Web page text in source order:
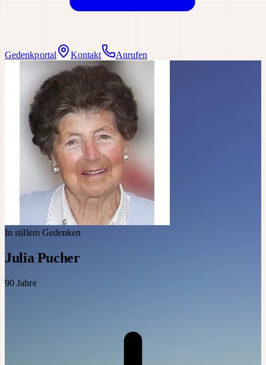
Gedenkportal Kontakt Anrufen
In stillem Gedenken
Julia Pucher
90 Jahre